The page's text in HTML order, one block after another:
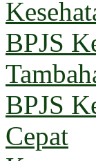
BPJS
BPJS
Cepat